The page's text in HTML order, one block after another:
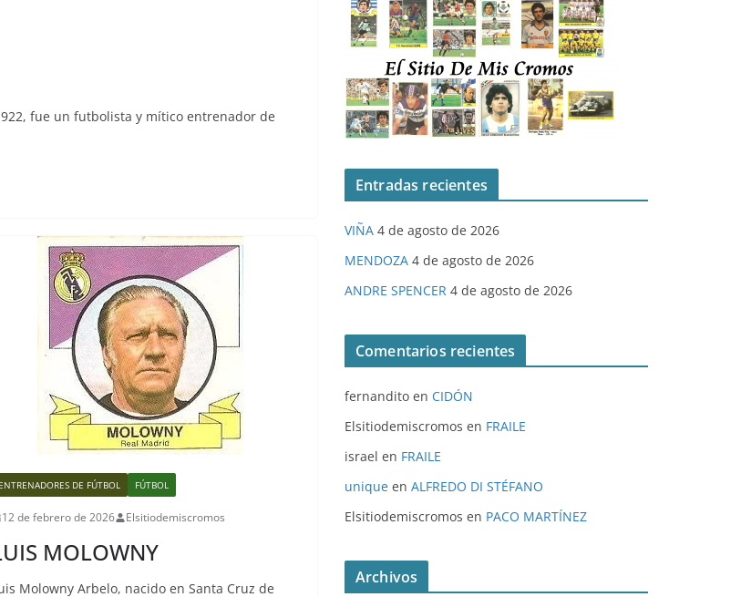
fue un futbolista y mítico entrenador de
ENTRENADORES DE FÚTBOL FÚTBOL
12 de febrero de 2026 Elsitiodemiscromos
MOLOWNY
Molowny Arbelo, nacido en Santa Cruz de
Entradas recientes
VIÑA 4 de agosto de 2026
MENDOZA 4 de agosto de 2026
ANDRE SPENCER 4 de agosto de 2026
Comentarios recientes
fernandito en CIDÓN
Elsitiodemiscromos en FRAILE
israel en FRAILE
unique en ALFREDO DI STÉFANO
Elsitiodemiscromos en PACO MARTÍNEZ
Archivos